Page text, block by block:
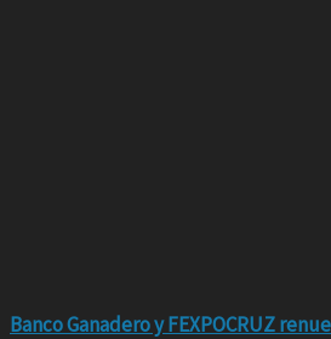
Banco Ganadero y FEXPOCRUZ